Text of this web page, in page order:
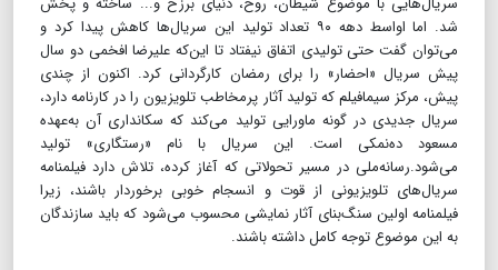
شد. اما اواسط دهه ۹۰ تعداد تولید این سریال‌ها کاهش پیدا کرد و
می‌توان گفت حتی تولیدی اتفاق نیفتاد تا این‌که علیرضا افخمی دو سال
پیش سریال «احضار» را برای رمضان کارگردانی کرد. اکنون از چندی
پیش، مرکز سیمافیلم که تولید آثار پرمخاطب تلویزیون را در کارنامه دارد،
سریال جدیدی در گونه ماورایی تولید می‌کند که سکانداری آن به‌عهده
مسعود ده‌نمکی است. این سریال با نام «رستگاری» تولید
می‌شود.رسانه‌ملی در مسیر تحولاتی که آغاز کرده، تلاش دارد فیلمنامه
سریال‌های تلویزیونی از قوت و انسجام خوبی برخوردار باشند، زیرا
فیلمنامه اولین سنگ‌بنای آثار نمایشی محسوب می‌شود که باید سازندگان
به این موضوع توجه کامل داشته باشند.